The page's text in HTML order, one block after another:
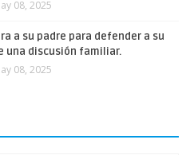
08, 2025
a su padre para defender a su
una discusión familiar.
08, 2025